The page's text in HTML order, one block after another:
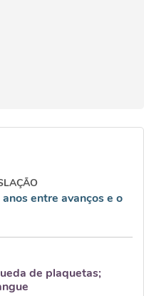
entre avanços e o
de plaquetas;